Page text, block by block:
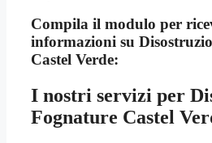
Compila il modulo per
informazioni su
Castel Verde:
I nostri servizi per
Fognature Castel